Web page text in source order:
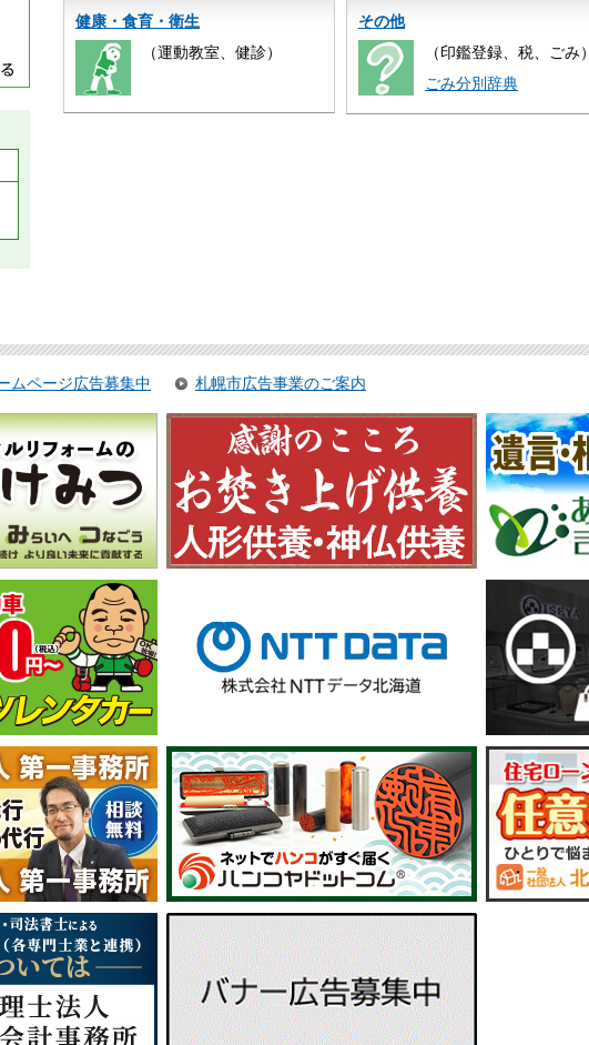
健康・食育・衛生
（運動教室、健診）
その他
（印鑑登録、税、ごみ
ごみ分別辞典
ムページ広告募集中 札幌市広告事業のご案内